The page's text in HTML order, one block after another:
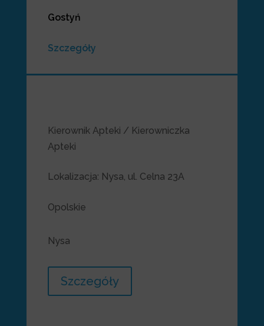
Gostyń
Szczegóły
Kierownik Apteki / Kierowniczka
Apteki
Lokalizacja: Nysa, ul. Celna 23A
Opolskie
Nysa
Szczegóły